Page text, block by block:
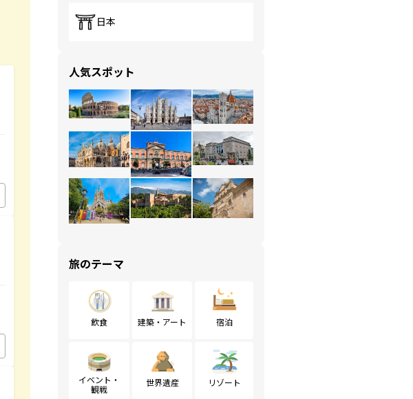
日本
人気スポット
旅のテーマ
飲食 建築・アート 宿泊
イベント・
観戦
世界遺産 リゾート